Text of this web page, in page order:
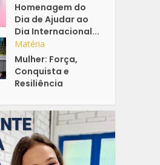
Homenagem do
Dia de Ajudar ao
Dia Internacional...
Matéria
Mulher: Força,
Conquista e
Resiliência